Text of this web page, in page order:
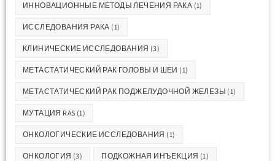
ИННОВАЦИОННЫЕ МЕТОДЫ ЛЕЧЕНИЯ РАКА (1)
ИССЛЕДОВАНИЯ РАКА (1)
КЛИНИЧЕСКИЕ ИССЛЕДОВАНИЯ (3)
МЕТАСТАТИЧЕСКИЙ РАК ГОЛОВЫ И ШЕИ (1)
МЕТАСТАТИЧЕСКИЙ РАК ПОДЖЕЛУДОЧНОЙ ЖЕЛЕЗЫ (1)
МУТАЦИЯ RAS (1)
ОНКОЛОГИЧЕСКИЕ ИССЛЕДОВАНИЯ (1)
ОНКОЛОГИЯ (3) ПОДКОЖНАЯ ИНЪЕКЦИЯ (1)